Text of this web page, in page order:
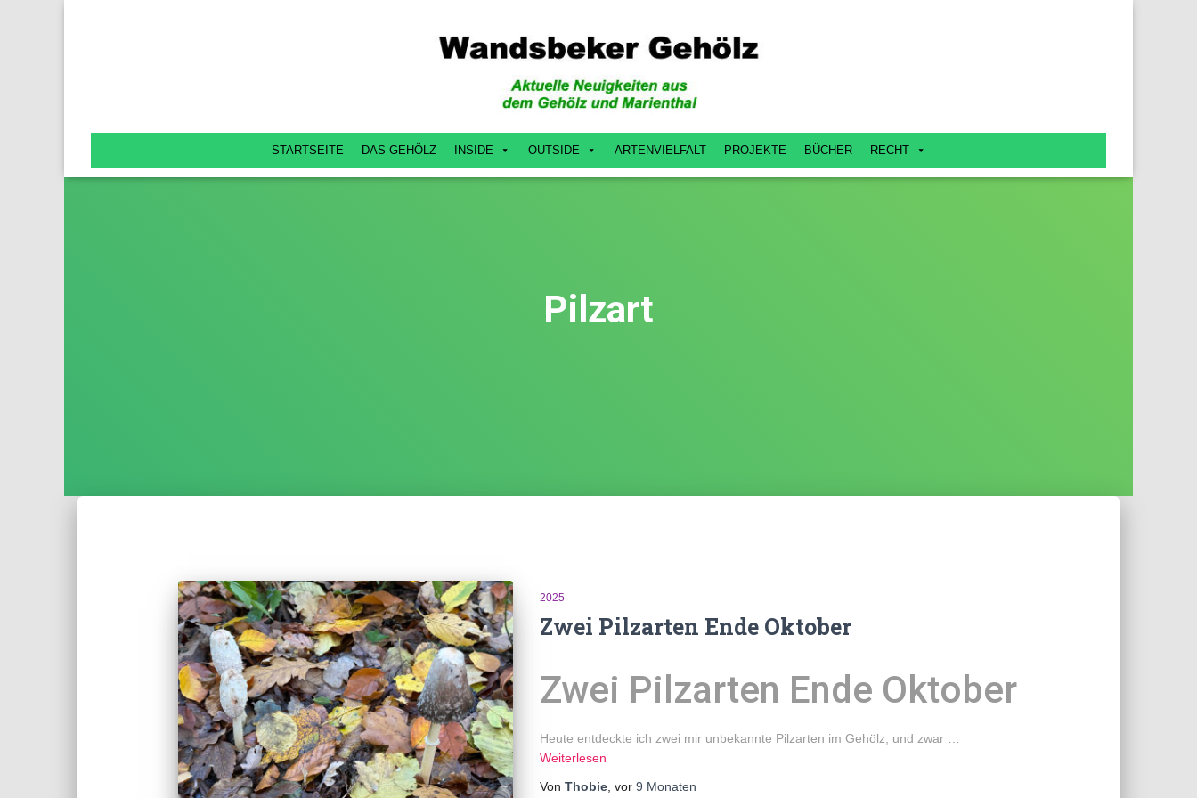
STARTSEITE DAS GEHÖLZ INSIDE OUTSIDE ARTENVIELFALT PROJEKTE BÜCHER RECHT
Pilzart
2025
Zwei Pilzarten Ende Oktober
Zwei Pilzarten Ende Oktober
Heute entdeckte ich zwei mir unbekannte Pilzarten im Gehölz, und zwar …
Weiterlesen
Von Thobie, vor 9 Monaten